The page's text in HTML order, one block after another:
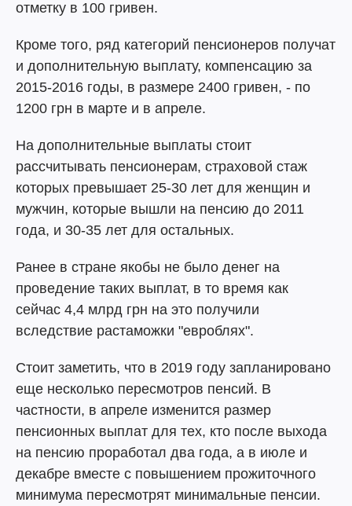
отметку в 100 гривен.
Кроме того, ряд категорий пенсионеров получат
и дополнительную выплату, компенсацию за
2015-2016 годы, в размере 2400 гривен, - по
1200 грн в марте и в апреле.
На дополнительные выплаты стоит
рассчитывать пенсионерам, страховой стаж
которых превышает 25-30 лет для женщин и
мужчин, которые вышли на пенсию до 2011
года, и 30-35 лет для остальных.
Ранее в стране якобы не было денег на
проведение таких выплат, в то время как
сейчас 4,4 млрд грн на это получили
вследствие растаможки "евроблях".
Стоит заметить, что в 2019 году запланировано
еще несколько пересмотров пенсий. В
частности, в апреле изменится размер
пенсионных выплат для тех, кто после выхода
на пенсию проработал два года, а в июле и
декабре вместе с повышением прожиточного
минимума пересмотрят минимальные пенсии.